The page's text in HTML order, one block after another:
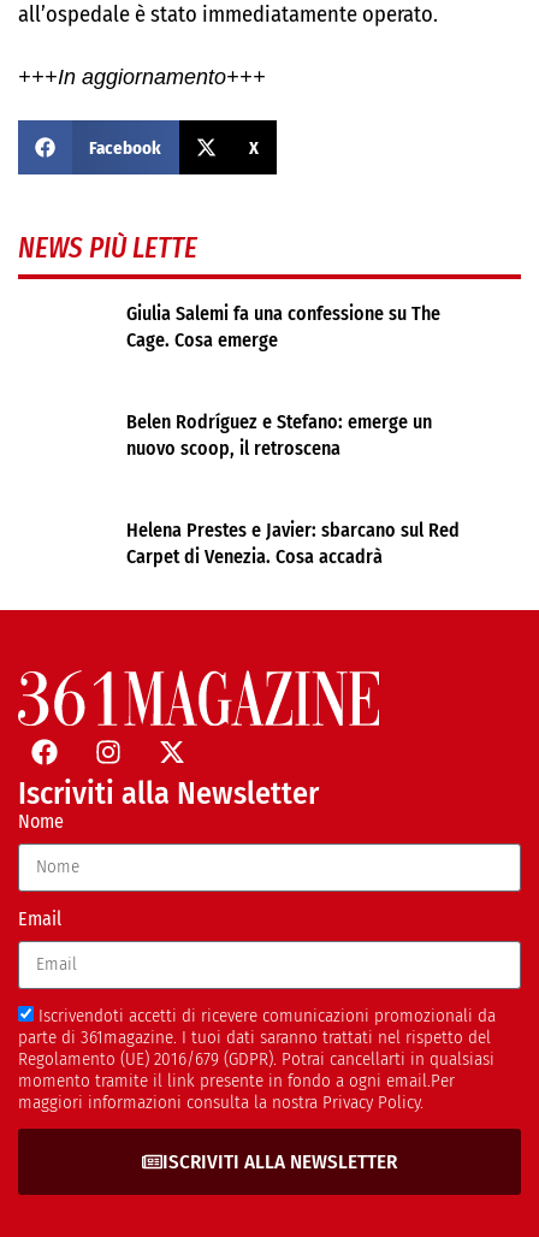
all’ospedale è stato immediatamente operato.
+++In aggiornamento+++
Facebook X
NEWS PIÙ LETTE
Giulia Salemi fa una confessione su The
Cage. Cosa emerge
Belen Rodríguez e Stefano: emerge un
nuovo scoop, il retroscena
Helena Prestes e Javier: sbarcano sul Red
Carpet di Venezia. Cosa accadrà
Iscriviti alla Newsletter
Nome
Email
Iscrivendoti accetti di ricevere comunicazioni promozionali da
parte di 361magazine. I tuoi dati saranno trattati nel rispetto del
Regolamento (UE) 2016/679 (GDPR). Potrai cancellarti in qualsiasi
momento tramite il link presente in fondo a ogni email.Per
maggiori informazioni consulta la nostra Privacy Policy.
ISCRIVITI ALLA NEWSLETTER